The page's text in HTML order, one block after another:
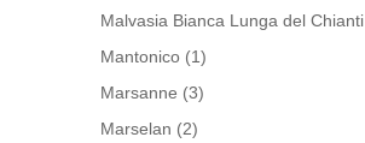
Malvasia Bianca Lunga del Chianti
Mantonico (1)
Marsanne (3)
Marselan (2)